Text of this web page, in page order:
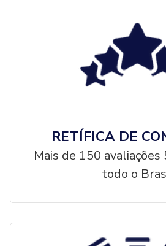
RETÍFICA DE
Mais de 150
todo o